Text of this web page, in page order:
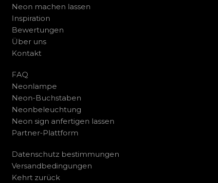
Neon machen lassen
Inspiration
Bewertungen
Über uns
Kontakt
FAQ
Neonlampe
Neon-Buchstaben
Neonbeleuchtung
Neon sign anfertigen lassen
Partner-Plattform
Datenschutz bestimmungen
Versandbedingungen
Kehrt zurück